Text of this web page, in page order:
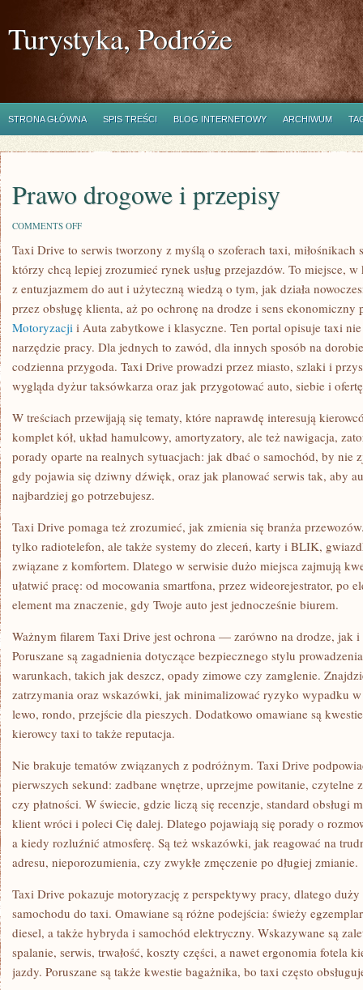
Turystyka, Podróże
STRONA GŁÓWNA SPIS TREŚCI BLOG INTERNETOWY ARCHIWUM
Prawo drogowe i przepisy
COMMENTS OFFON
DROGOWE
PRZEPISY
Taxi Drive to serwis tworzony z myślą o szoferach taxi, miłośnikach
którzy chcą lepiej zrozumieć rynek usług przejazdów. To miejsce,
z entuzjazmem do aut i użyteczną wiedzą o tym, jak działa
przez obsługę klienta, aż po ochronę na drodze i sens
Motoryzacji i Auta zabytkowe i klasyczne. Ten portal opisuje taxi
narzędzie pracy. Dla jednych to zawód, dla innych sposób na
codzienna przygoda. Taxi Drive prowadzi przez miasto, szlaki i
wygląda dyżur taksówkarza oraz jak przygotować auto, siebie i
W treściach przewijają się tematy, które naprawdę interesują
komplet kół, układ hamulcowy, amortyzatory, ale też nawigacja,
porady oparte na realnych sytuacjach: jak dbać o samochód, by nie
gdy pojawia się dziwny dźwięk, oraz jak planować serwis tak, aby
najbardziej go potrzebujesz.
Taxi Drive pomaga też zrozumieć, jak zmienia się branża
tylko radiotelefon, ale także systemy do zleceń, karty i BLIK,
związane z komfortem. Dlatego w serwisie dużo miejsca zajmują
ułatwić pracę: od mocowania smartfona, przez wideorejestrator, po
element ma znaczenie, gdy Twoje auto jest jednocześnie biurem.
Ważnym filarem Taxi Drive jest ochrona — zarówno na drodze, jak
Poruszane są zagadnienia dotyczące bezpiecznego stylu
warunkach, takich jak deszcz, opady zimowe czy zamglenie.
zatrzymania oraz wskazówki, jak minimalizować ryzyko wypadku
lewo, rondo, przejście dla pieszych. Dodatkowo omawiane są
kierowcy taxi to także reputacja.
Nie brakuje tematów związanych z podróżnym. Taxi Drive
pierwszych sekund: zadbane wnętrze, uprzejme powitanie, czytelne
czy płatności. W świecie, gdzie liczą się recenzje, standard obsługi
klient wróci i poleci Cię dalej. Dlatego pojawiają się porady o
a kiedy rozluźnić atmosferę. Są też wskazówki, jak reagować na
adresu, nieporozumienia, czy zwykłe zmęczenie po długiej zmianie.
Taxi Drive pokazuje motoryzację z perspektywy pracy, dlatego
samochodu do taxi. Omawiane są różne podejścia: świeży
diesel, a także hybryda i samochód elektryczny. Wskazywane są
spalanie, serwis, trwałość, koszty części, a nawet ergonomia fotela
jazdy. Poruszane są także kwestie bagażnika, bo taxi często